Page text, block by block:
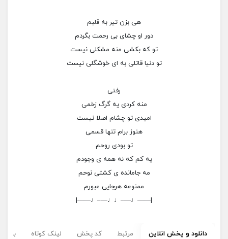
هی بزن تیر به قلبم
دور او چشای بی رحمت بگردم
تو که بکشی منه مشکلی نیست
تو دنیا قاتلی به ای خوشگلی نیست
رفتی
منه کردی یه گرگ زخمی
امیدی تو چشام اصلا نیست
هنوز برام تنها قسمی
تو بودی روحم
یه کم که نه همه ی وجودم
مه جامانده ی کشتی نوحم
ممنوعه هرجایی عبورم
|——♩—–♩♩—–♩——|
دانلود و پخش انلاین مرتبط کد پخش لینک کوتاه